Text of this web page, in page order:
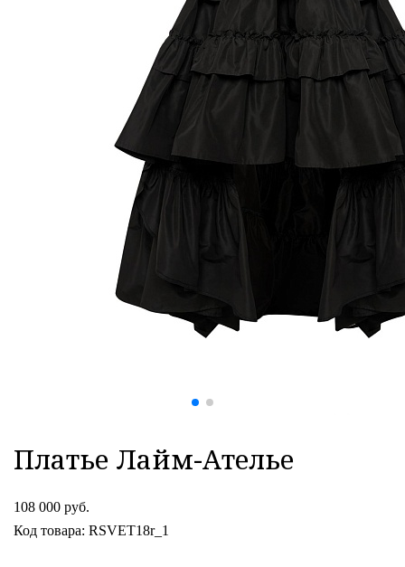
Платье Лайм-Ателье
108 000 руб.
Код товара: RSVET18r_1